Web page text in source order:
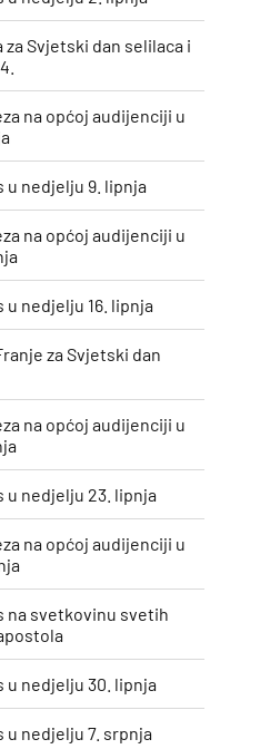
za Svjetski dan selilaca i
na općoj audijenciji u
u nedjelju 9. lipnja
na općoj audijenciji u
u nedjelju 16. lipnja
za Svjetski dan
na općoj audijenciji u
u nedjelju 23. lipnja
na općoj audijenciji u
na svetkovinu svetih
u nedjelju 30. lipnja
u nedjelju 7. srpnja